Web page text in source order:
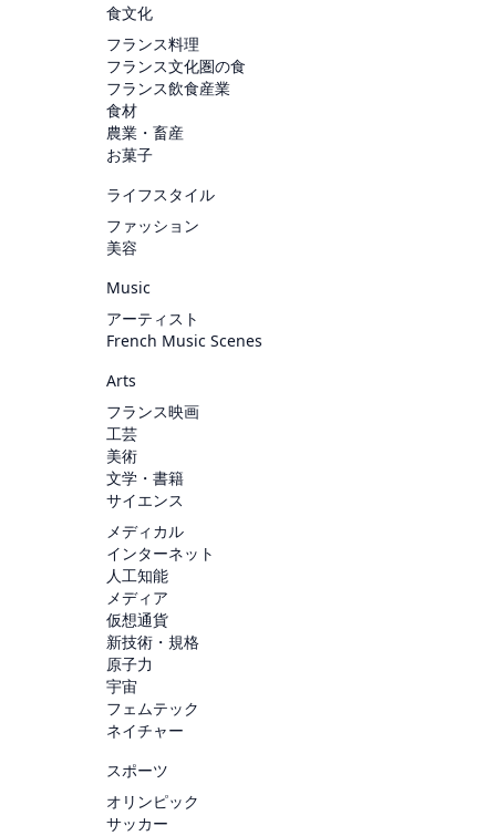
食文化
フランス料理
フランス文化圏の食
フランス飲食産業
食材
農業・畜産
お菓子
ライフスタイル
ファッション
美容
Music
アーティスト
French Music Scenes
Arts
フランス映画
工芸
美術
文学・書籍
サイエンス
メディカル
インターネット
人工知能
メディア
仮想通貨
新技術・規格
原子力
宇宙
フェムテック
ネイチャー
スポーツ
オリンピック
サッカー